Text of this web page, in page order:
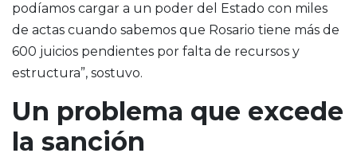
podíamos cargar a un poder del Estado con miles
de actas cuando sabemos que Rosario tiene más de
600 juicios pendientes por falta de recursos y
estructura”, sostuvo.
Un problema que excede
la sanción